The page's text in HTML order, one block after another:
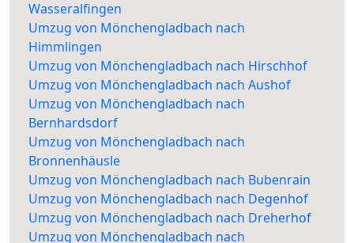
Wasseralfingen
Umzug von Mönchengladbach nach
Himmlingen
Umzug von Mönchengladbach nach Hirschhof
Umzug von Mönchengladbach nach Aushof
Umzug von Mönchengladbach nach
Bernhardsdorf
Umzug von Mönchengladbach nach
Bronnenhäusle
Umzug von Mönchengladbach nach Bubenrain
Umzug von Mönchengladbach nach Degenhof
Umzug von Mönchengladbach nach Dreherhof
Umzug von Mönchengladbach nach